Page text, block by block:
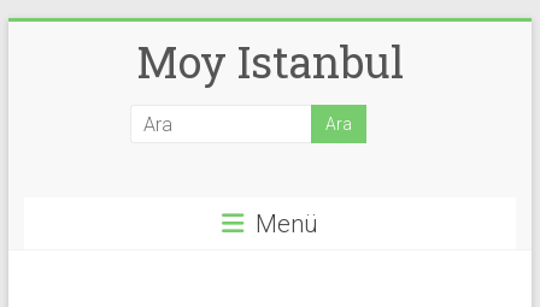
Moy Istanbul
Menü